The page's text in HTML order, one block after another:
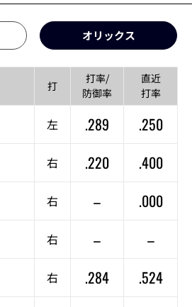
オリックス
打
打率/
防御率
直近
打率
左 .289 .250
右 .220 .400
右 – .000
右 – –
右 .284 .524